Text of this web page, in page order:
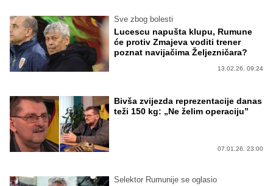
Sve zbog bolesti
Lucescu napušta klupu, Rumune
će protiv Zmajeva voditi trener
poznat navijačima Željezničara?
13.02.26. 09:24
Bivša zvijezda reprezentacije danas
teži 150 kg: „Ne želim operaciju”
07.01.26. 23:00
Selektor Rumunije se oglasio